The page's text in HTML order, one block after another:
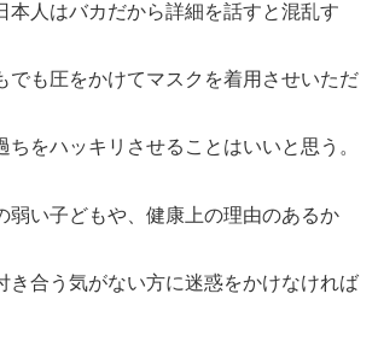
本人はバカだから詳細を話すと混乱す
でも圧をかけてマスクを着用させいただ
ちをハッキリさせることはいいと思う。
弱い子どもや、健康上の理由のあるか
き合う気がない方に迷惑をかけなければ